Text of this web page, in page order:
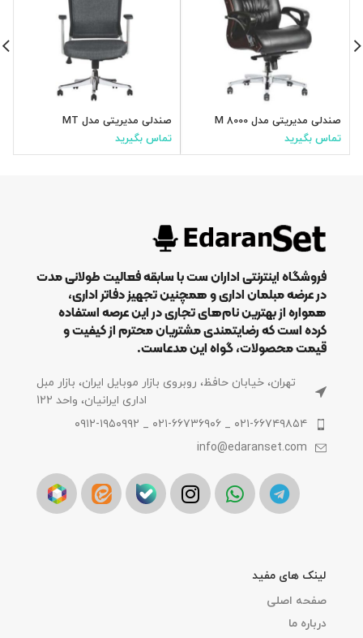
صندلی مدیریتی مدل M 8000
تماس بگیرید
صندلی مدیریتی مدل MT
تماس بگیرید
فروشگاه اینترنتی اداران ست با سابقه فعالیت طولانی مدت
در عرضه مبلمان اداری و همچنین تجهیز دفاتر اداری،
همواره از بهترین نام‌های تجاری در این عرصه استفاده
کرده است که رضایتمندی مشتریان محترم از کیفیت و
قیمت محصولات، گواه این مدعاست.
تهران، خیابان حافظ، روبروی بازار موبایل ایران، بازار مبل
اداری ایرانیان، واحد 122
۰۲۱-۶۶۷۴۹۸۵۴ _ ۰۲۱-۶۶۷۳۶۹۰۶ _ ۰۹۱۲-۱۹۵۰۹۹۲
info@edaranset.com
لینک های مفید
صفحه اصلی
درباره ما